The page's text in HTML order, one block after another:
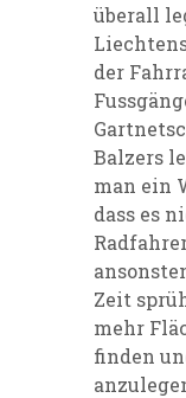
überall
der
Balzers
man ein
dass es
Zeit
mehr
finden